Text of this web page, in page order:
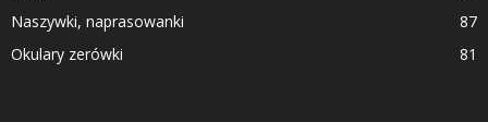
Naszywki, naprasowanki
87
Okulary zerówki
81